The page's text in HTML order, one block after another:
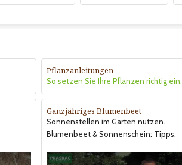
Pflanzanleitungen
So setzen Sie Ihre Pflanzen richtig ein.
Ganzjähriges Blumenbeet
Sonnenstellen im Garten nutzen.
Blumenbeet & Sonnenschein: Tipps.